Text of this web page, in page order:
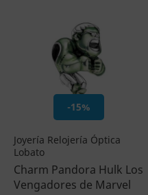
-15%
Joyería Relojería Óptica
Lobato
Charm Pandora Hulk Los
Vengadores de Marvel